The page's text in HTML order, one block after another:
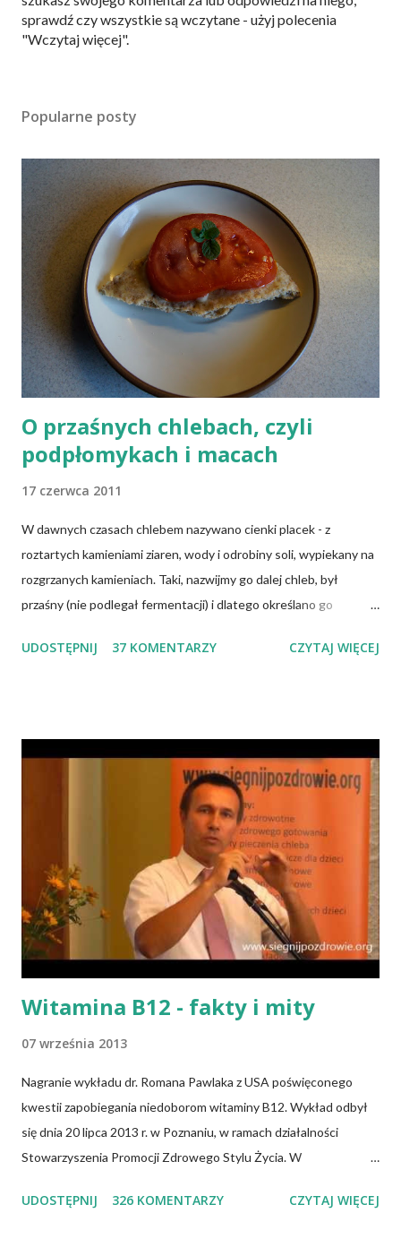
z
e
j
o
n
sprawdź czy wszystkie są wczytane - użyj polecenia
"Wczytaj więcej".
Popularne posty
O przaśnych chlebach, czyli
podpłomykach i macach
17 czerwca 2011
W dawnych czasach chlebem nazywano cienki placek - z
roztartych kamieniami ziaren, wody i odrobiny soli, wypiekany na
rozgrzanych kamieniach. Taki, nazwijmy go dalej chleb, był
przaśny (nie podlegał fermentacji) i dlatego określano go
podpłomykami. Hindusi mówią o nim czapatti, Żydzi maca, a
ani zakwasu. Świeże, przaśne pieczywo jest zdrowe, w
przeciwieństwie do świeżego pieczywa na drożdżach czy
zakwasie. Przaśne podpłomyki nie obciążają żołądka kwasem i
fermentacją. Dziś, wzorem naszych prapradziadów możemy także
spożywać przaśny, niekwaszony chleb. Najprostszy przepis na
podpłomyki to: wziąć mąkę, wodę i trochę soli. Z tych składników
zagnieść ciasto, dodając mąkę w takiej ilości, aby ciasto nie kleiło
się do palców. Z kolei r...
UDOSTĘPNIJ 37 KOMENTARZY CZYTAJ WIĘCEJ
Witamina B12 - fakty i mity
07 września 2013
Nagranie wykładu dr. Romana Pawlaka z USA poświęconego
kwestii zapobiegania niedoborom witaminy B12. Wykład odbył
się dnia 20 lipca 2013 r. w Poznaniu, w ramach działalności
Stowarzyszenia Promocji Zdrowego Stylu Życia. W
posiadamy odnośnie witaminy B12 w świetle aktualnych
UDOSTĘPNIJ 326 KOMENTARZY CZYTAJ WIĘCEJ